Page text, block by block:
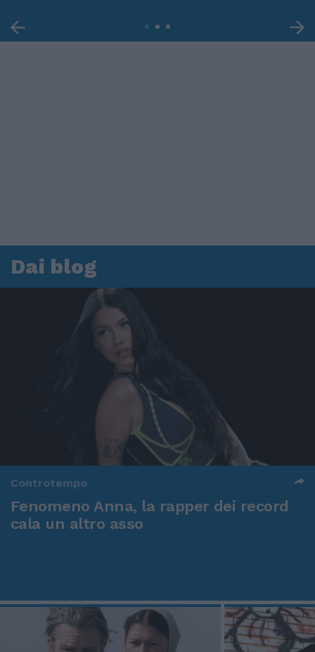
Dai blog
Controtempo
Fenomeno Anna, la rapper dei record
cala un altro asso